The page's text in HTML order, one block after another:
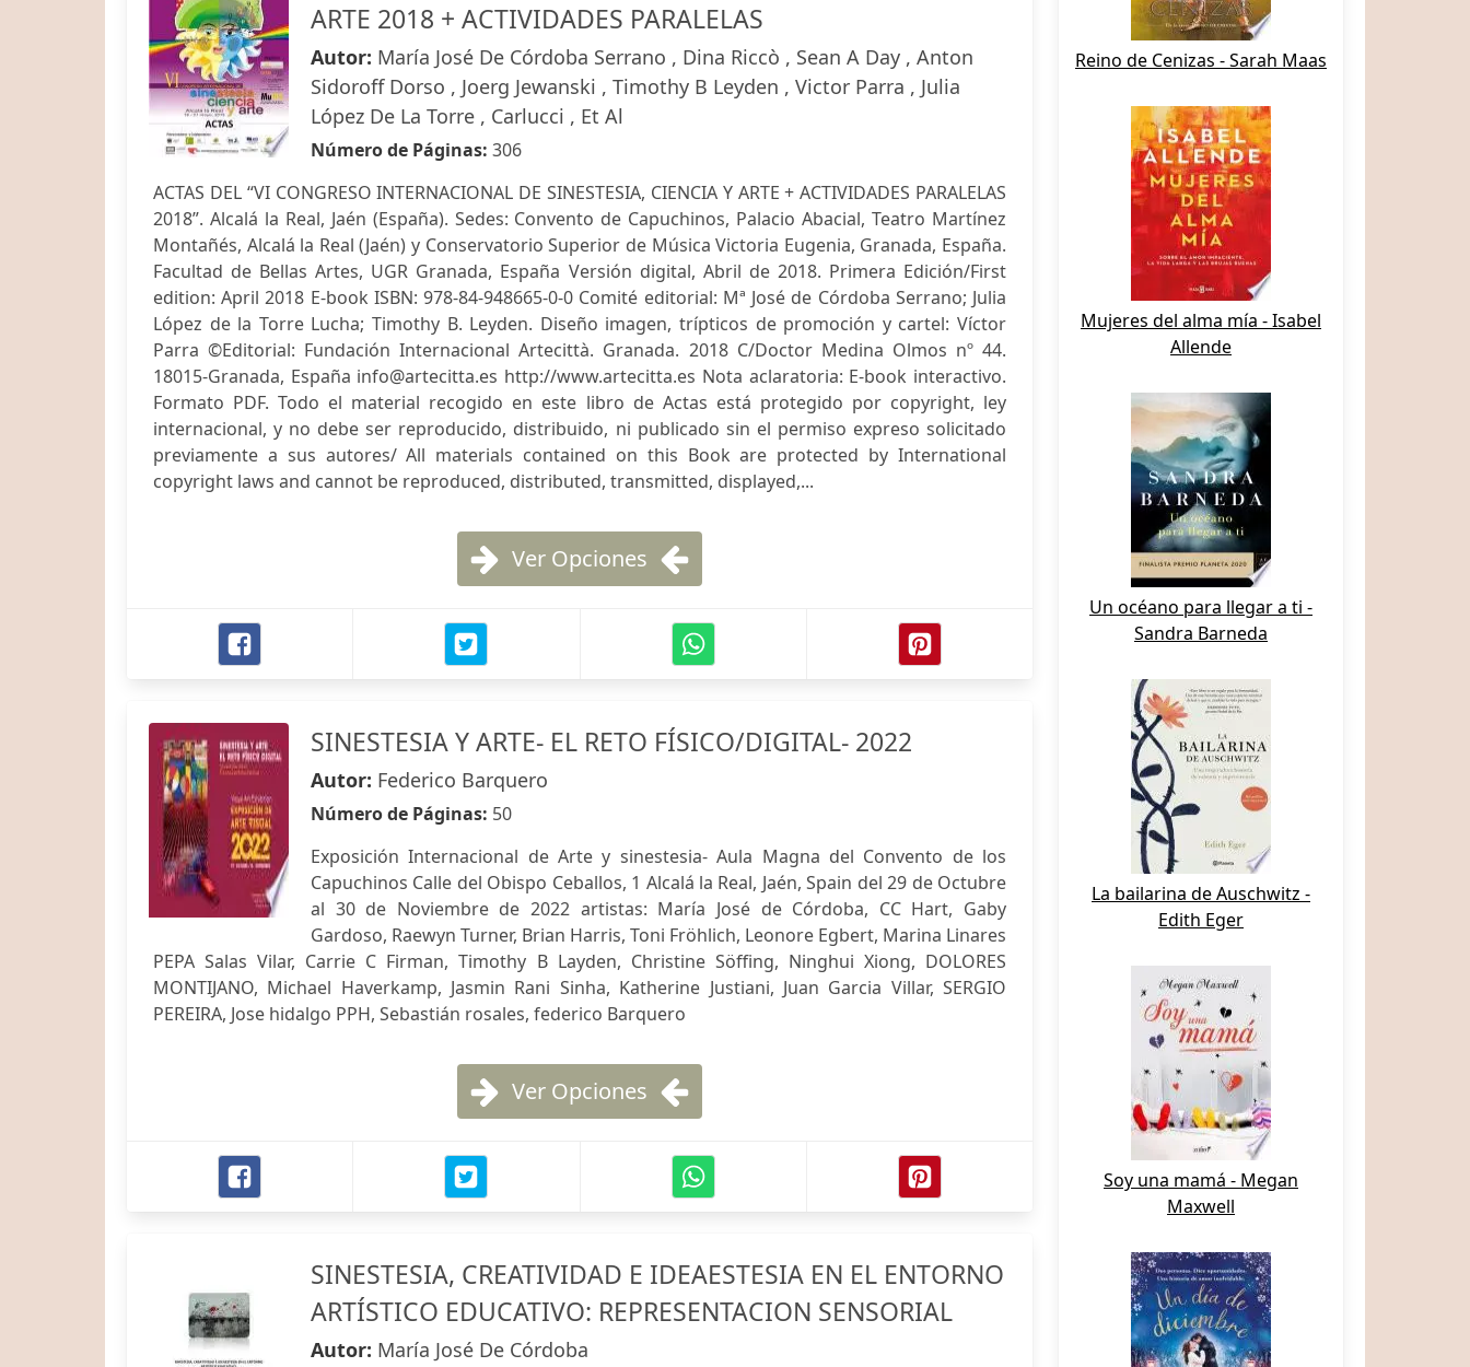
ARTE 2018 + ACTIVIDADES PARALELAS
Autor: María José De Córdoba Serrano , Dina Riccò , Sean A Day , Anton
Sidoroff Dorso , Joerg Jewanski , Timothy B Leyden , Victor Parra , Julia
López De La Torre , Carlucci , Et Al
Número de Páginas: 306
ACTAS DEL “VI CONGRESO INTERNACIONAL DE SINESTESIA, CIENCIA Y ARTE + ACTIVIDADES PARALELAS
2018”. Alcalá la Real, Jaén (España). Sedes: Convento de Capuchinos, Palacio Abacial, Teatro Martínez
Montañés, Alcalá la Real (Jaén) y Conservatorio Superior de Música Victoria Eugenia, Granada, España.
Facultad de Bellas Artes, UGR Granada, España Versión digital, Abril de 2018. Primera Edición/First
edition: April 2018 E-book ISBN: 978-84-948665-0-0 Comité editorial: Mª José de Córdoba Serrano; Julia
López de la Torre Lucha; Timothy B. Leyden. Diseño imagen, trípticos de promoción y cartel: Víctor
Parra ©Editorial: Fundación Internacional Artecittà. Granada. 2018 C/Doctor Medina Olmos nº 44.
18015-Granada, España info@artecitta.es http://www.artecitta.es Nota aclaratoria: E-book interactivo.
Formato PDF. Todo el material recogido en este libro de Actas está protegido por copyright, ley
internacional, y no debe ser reproducido, distribuido, ni publicado sin el permiso expreso solicitado
previamente a sus autores/ All materials contained on this Book are protected by International
copyright laws and cannot be reproduced, distributed, transmitted, displayed,...
Ver Opciones
SINESTESIA Y ARTE- EL RETO FÍSICO/DIGITAL- 2022
Autor: Federico Barquero
Número de Páginas: 50
Exposición Internacional de Arte y sinestesia- Aula Magna del Convento de los
Capuchinos Calle del Obispo Ceballos, 1 Alcalá la Real, Jaén, Spain del 29 de Octubre
al 30 de Noviembre de 2022 artistas: María José de Córdoba, CC Hart, Gaby
Gardoso, Raewyn Turner, Brian Harris, Toni Fröhlich, Leonore Egbert, Marina Linares
PEPA Salas Vilar, Carrie C Firman, Timothy B Layden, Christine Söffing, Ninghui Xiong, DOLORES
MONTIJANO, Michael Haverkamp, Jasmin Rani Sinha, Katherine Justiani, Juan Garcia Villar, SERGIO
PEREIRA, Jose hidalgo PPH, Sebastián rosales, federico Barquero
Ver Opciones
SINESTESIA, CREATIVIDAD E IDEAESTESIA EN EL ENTORNO
ARTÍSTICO EDUCATIVO: REPRESENTACION SENSORIAL
Autor: María José De Córdoba
Reino de Cenizas - Sarah Maas
Mujeres del alma mía - Isabel
Allende
Un océano para llegar a ti -
Sandra Barneda
La bailarina de Auschwitz -
Edith Eger
Soy una mamá - Megan
Maxwell